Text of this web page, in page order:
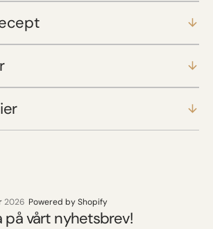
2026 Powered by Shopify
på vårt nyhetsbrev!